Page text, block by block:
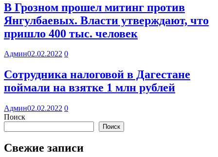
В Грозном прошел митинг против
Янгулбаевых. Власти утверждают, что
пришло 400 тыс. человек
Админ02.02.2022 0
Сотрудника налоговой в Дагестане
поймали на взятке 1 млн рублей
Админ02.02.2022 0
Поиск
Поиск
Свежие записи